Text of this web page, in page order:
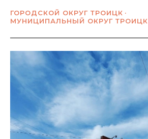
ГОРОДСКОЙ ОКРУГ ТРОИЦК
МУНИЦИПАЛЬНЫЙ ОКРУГ ТРОИЦК